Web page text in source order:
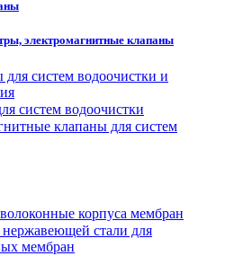
электромагнитные клапаны
систем водоочистки и
систем водоочистки
клапаны для систем
корпуса мембран
нержавеющей стали для
мембран